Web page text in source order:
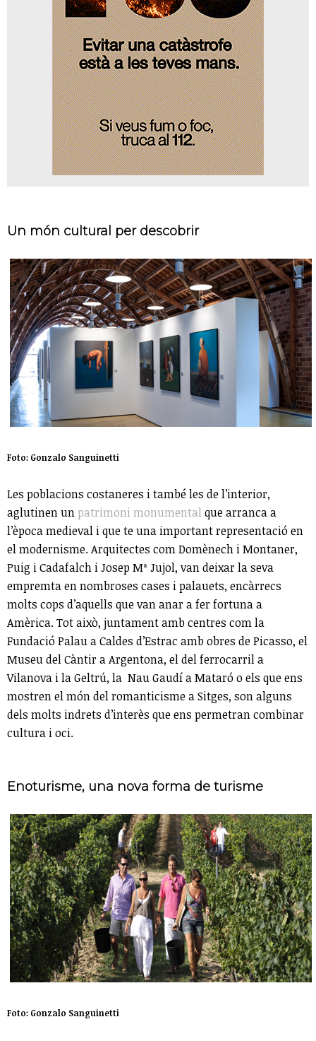
Un món cultural per descobrir
Foto: Gonzalo Sanguinetti
Les poblacions costaneres i també les de l’interior,
aglutinen unpatrimoni monumental que arranca a
l’època medieval i que te una important representació en
el modernisme. Arquitectes com Domènech i Montaner,
Puig i Cadafalch i Josep Mª Jujol, van deixar la seva
empremta en nombroses cases i palauets, encàrrecs
molts cops d’aquells que van anar a fer fortuna a
Amèrica. Tot això, juntament amb centres com la
Fundació Palau a Caldes d’Estrac amb obres de Picasso, el
Museu del Càntir a Argentona, el del ferrocarril a
Vilanova i la Geltrú, la Nau Gaudí a Mataró o els que ens
mostren el món del romanticisme a Sitges, son alguns
dels molts indrets d’interès que ens permetran combinar
cultura i oci.
Enoturisme, una nova forma de turisme
Foto: Gonzalo Sanguinetti